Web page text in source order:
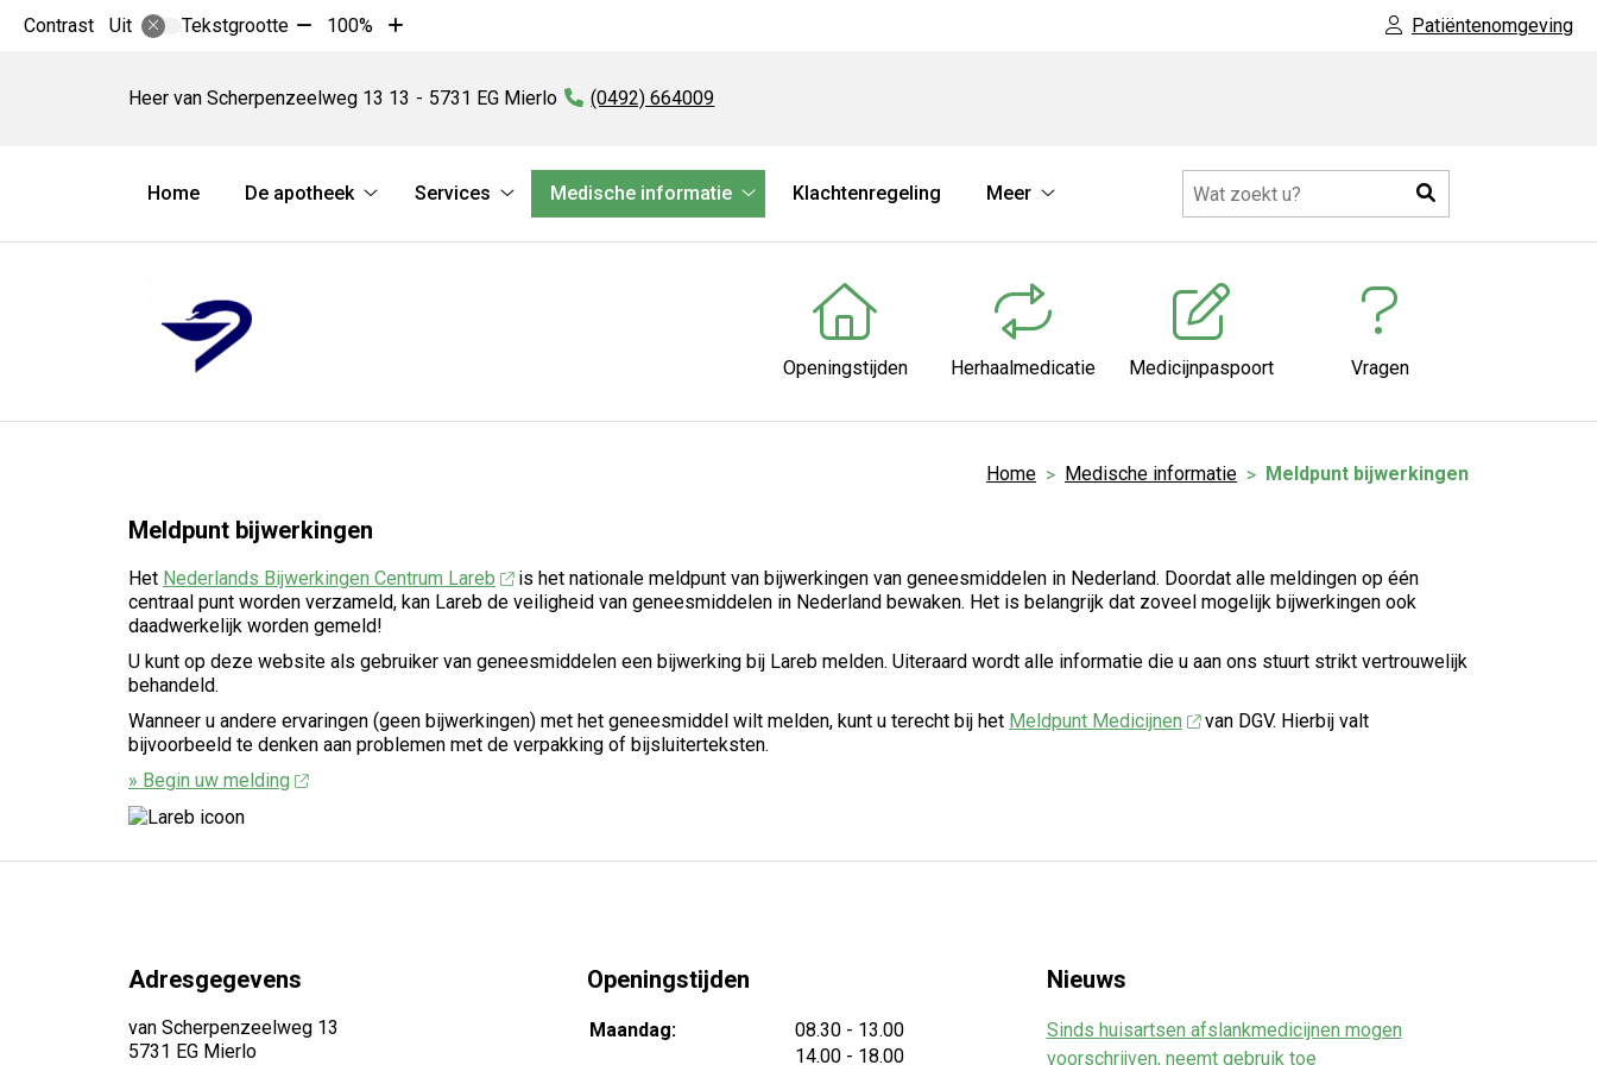
Contrast Uit Tekstgrootte Tekst
10%
100%
Tekst
10%
Patiëntenomgeving
Heer van Scherpenzeelweg 13 13 5731 EG Mierlo Tel:
(0492) 664009
Hoofdmenu
Home
De apotheek
apotheek
Services
Services
submenu
Medische informatie
Medische
informatie
Klachtenregeling
Meer
submenu
Zoeken
Openingstijden Herhaalmedicatie Medicijnpaspoort Vragen
Home Medische informatie Meldpunt bijwerkingen
Meldpunt bijwerkingen
Het Nederlands Bijwerkingen Centrum Lareb
is het nationale meldpunt van bijwerkingen van geneesmiddelen in Nederland. Doordat alle meldingen op één
centraal punt worden verzameld, kan Lareb de veiligheid van geneesmiddelen in Nederland bewaken. Het is belangrijk dat zoveel mogelijk bijwerkingen ook
daadwerkelijk worden gemeld!
U kunt op deze website als gebruiker van geneesmiddelen een bijwerking bij Lareb melden. Uiteraard wordt alle informatie die u aan ons stuurt strikt vertrouwelijk
behandeld.
Wanneer u andere ervaringen (geen bijwerkingen) met het geneesmiddel wilt melden, kunt u terecht bij het Meldpunt Medicijnen
van DGV. Hierbij valt
bijvoorbeeld te denken aan problemen met de verpakking of bijsluiterteksten.
» Begin uw melding
Adresgegevens
van Scherpenzeelweg 13
5731 EG Mierlo
Openingstijden
Maandag: 08.30 tot
- 13.00
14.00 tot
- 18.00
Nieuws
Sinds huisartsen afslankmedicijnen mogen
voorschrijven, neemt gebruik toe